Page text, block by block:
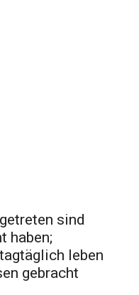
sind
haben;
leben
gebracht